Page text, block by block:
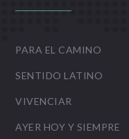
PARA EL CAMINO
SENTIDO LATINO
VIVENCIAR
AYER HOY Y SIEMPRE